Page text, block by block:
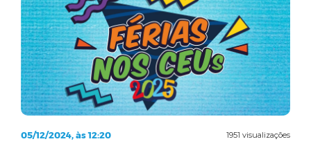
1951 visualizações
05/12/2024, às 12:20